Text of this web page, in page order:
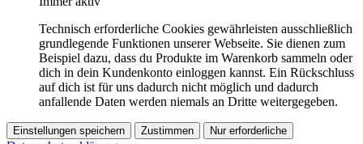
Technisch erforderliche Cookies gewährleisten ausschließlich
grundlegende Funktionen unserer Webseite. Sie dienen zum
Beispiel dazu, dass du Produkte im Warenkorb sammeln oder
dich in dein Kundenkonto einloggen kannst. Ein Rückschluss
auf dich ist für uns dadurch nicht möglich und dadurch
anfallende Daten werden niemals an Dritte weitergegeben.
Einstellungen speichern Zustimmen Nur erforderliche